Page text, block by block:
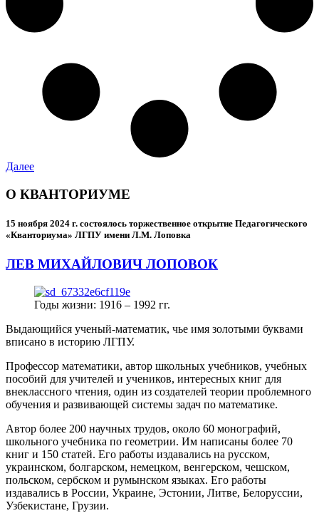
Далее
О КВАНТОРИУМЕ
15 ноября 2024 г. состоялось торжественное открытие Педагогического
«Кванториума» ЛГПУ имени Л.М. Лоповка
ЛЕВ МИХАЙЛОВИЧ ЛОПОВОК
Годы жизни: 1916 – 1992 гг.
Выдающийся ученый-математик, чье имя золотыми буквами
вписано в историю ЛГПУ.
Профессор математики, автор школьных учебников, учебных
пособий для учителей и учеников, интересных книг для
внеклассного чтения, один из создателей теории проблемного
обучения и развивающей системы задач по математике.
Автор более 200 научных трудов, около 60 монографий,
школьного учебника по геометрии. Им написаны более 70
книг и 150 статей. Его работы издавались на русском,
украинском, болгарском, немецком, венгерском, чешском,
польском, сербском и румынском языках. Его работы
издавались в России, Украине, Эстонии, Литве, Белоруссии,
Узбекистане, Грузии.